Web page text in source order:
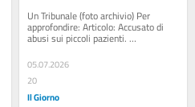
chiamato in Tribunale a
Monza
Un Tribunale (foto archivio) Per
approfondire: Articolo: Accusato di
abusi sui piccoli pazienti.
Psicoterapeuta di Meda alla sbarra ...
05.07.2026
20
Il Giorno